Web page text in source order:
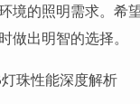
境的照明需求。希
做出明智的选择。
珠性能深度解析